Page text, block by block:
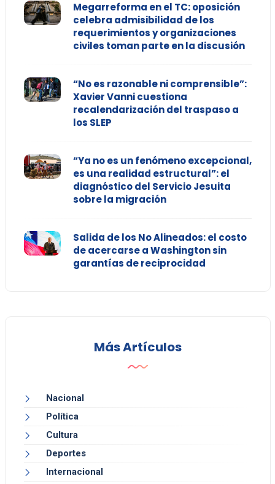
Megarreforma en el TC: oposición
celebra admisibilidad de los
requerimientos y organizaciones
civiles toman parte en la discusión
“No es razonable ni comprensible”:
Xavier Vanni cuestiona
recalendarización del traspaso a
los SLEP
“Ya no es un fenómeno excepcional,
es una realidad estructural”: el
diagnóstico del Servicio Jesuita
sobre la migración
Salida de los No Alineados: el costo
de acercarse a Washington sin
garantías de reciprocidad
Más Artículos
Nacional
Política
Cultura
Deportes
Internacional